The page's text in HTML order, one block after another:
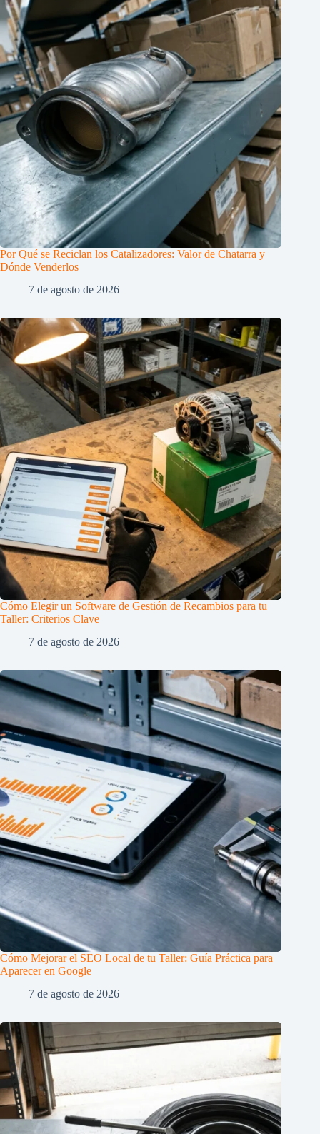
Por Qué se Reciclan los Catalizadores: Valor de Chatarra y
Dónde Venderlos
7 de agosto de 2026
Cómo Elegir un Software de Gestión de Recambios para tu
Taller: Criterios Clave
7 de agosto de 2026
Cómo Mejorar el SEO Local de tu Taller: Guía Práctica para
Aparecer en Google
7 de agosto de 2026